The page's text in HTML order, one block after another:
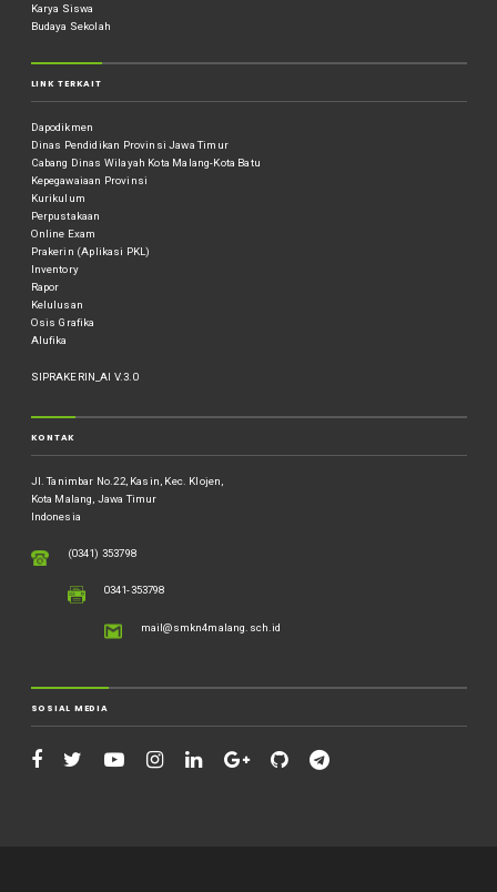
Karya Siswa
Budaya Sekolah
LINK TERKAIT
Dapodikmen
Dinas Pendidikan Provinsi Jawa Timur
Cabang Dinas Wilayah Kota Malang-Kota Batu
Kepegawaiaan Provinsi
Kurikulum
Perpustakaan
Online Exam
Prakerin (Aplikasi PKL)
Inventory
Rapor
Kelulusan
Osis Grafika
Alufika
SIPRAKERIN_AI V.3.0
KONTAK
Jl. Tanimbar No.22, Kasin, Kec. Klojen,
Kota Malang, Jawa Timur
Indonesia
(0341) 353798
0341-353798
mail@smkn4malang.sch.id
SOSIAL MEDIA